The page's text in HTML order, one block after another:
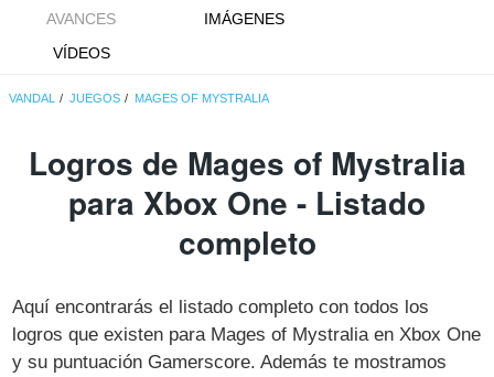
AVANCES
IMÁGENES
VÍDEOS
VANDAL JUEGOS MAGES OF MYSTRALIA
Logros de Mages of Mystralia
para Xbox One - Listado
completo
Aquí encontrarás el listado completo con todos los
logros que existen para Mages of Mystralia en Xbox One
y su puntuación Gamerscore. Además te mostramos